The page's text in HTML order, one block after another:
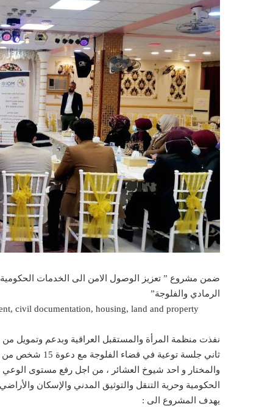
ضمن مشروع ” تعزيز الوصول الامن الى الخدمات الحكومية
الرمادي والفلوجة”
civil documentation, housing, land and property
ثاني جلسة
والمختار و احد شيوخ العشائر ، من اجل رفع مستوى الوعي
الحكومية وحرية التنقل والتوثيق المدني والإسكان
يهدف المشروع الى :